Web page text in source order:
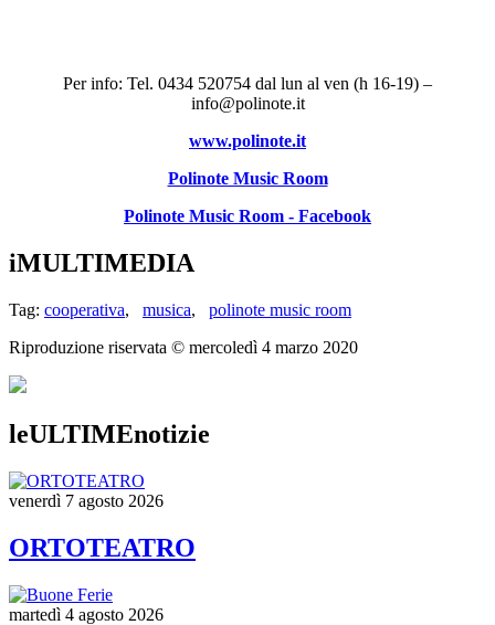
Per info: Tel. 0434 520754 dal lun al ven (h 16-19) –
info@polinote.it
www.polinote.it
Polinote Music Room
Polinote Music Room - Facebook
iMULTIMEDIA
Tag: cooperativa, musica, polinote music room
Riproduzione riservata © mercoledì 4 marzo 2020
leULTIMEnotizie
venerdì 7 agosto 2026
ORTOTEATRO
martedì 4 agosto 2026